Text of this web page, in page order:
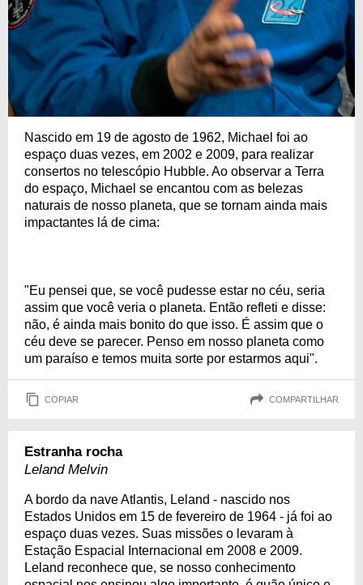
Nascido em 19 de agosto de 1962, Michael foi ao
espaço duas vezes, em 2002 e 2009, para realizar
consertos no telescópio Hubble. Ao observar a Terra
do espaço, Michael se encantou com as belezas
naturais de nosso planeta, que se tornam ainda mais
impactantes lá de cima:
"Eu pensei que, se você pudesse estar no céu, seria
assim que você veria o planeta. Então refleti e disse:
não, é ainda mais bonito do que isso. É assim que o
céu deve se parecer. Penso em nosso planeta como
um paraíso e temos muita sorte por estarmos aqui".
COPIAR COMPARTILHAR
Estranha rocha
Leland Melvin
A bordo da nave Atlantis, Leland - nascido nos
Estados Unidos em 15 de fevereiro de 1964 - já foi ao
espaço duas vezes. Suas missões o levaram à
Estação Espacial Internacional em 2008 e 2009.
Leland reconhece que, se nosso conhecimento